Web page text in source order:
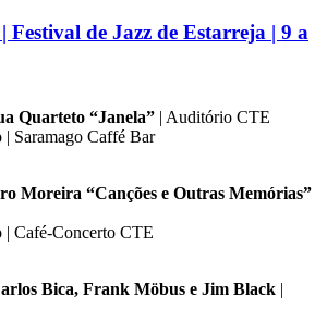
Festival de Jazz de Estarreja | 9 a
Quarteto “Janela” | Auditório CTE
| Saramago Caffé Bar
Moreira “Canções e Outras Memórias”
| Café-Concerto CTE
Bica, Frank Möbus e Jim Black |